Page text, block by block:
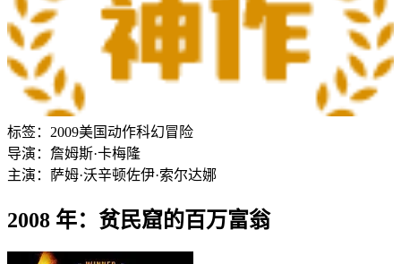
标签： 2009美国动作科幻冒险
导演： 詹姆斯·卡梅隆
主演： 萨姆·沃辛顿佐伊·索尔达娜
2008 年：贫民窟的百万富翁